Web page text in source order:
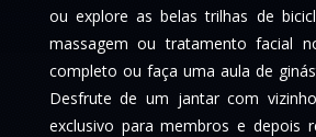
ou explore as belas trilhas de
massagem ou tratamento facial
completo ou faça uma aula de
Desfrute de um jantar com
exclusivo para membros e depois